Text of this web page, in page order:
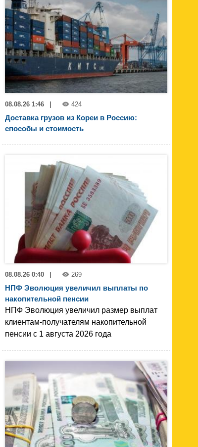
08.08.26 1:46 424
Доставка грузов из Кореи в Россию:
способы и стоимость
08.08.26 0:40 269
НПФ Эволюция увеличил выплаты по
накопительной пенсии
НПФ Эволюция увеличил размер выплат
клиентам-получателям накопительной
пенсии с 1 августа 2026 года